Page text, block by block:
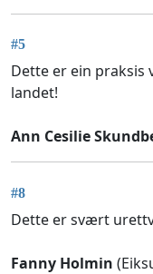
#5
Dette er ein praksis
landet!
Ann Cesilie
#8
Dette er svært
Fanny Holmin